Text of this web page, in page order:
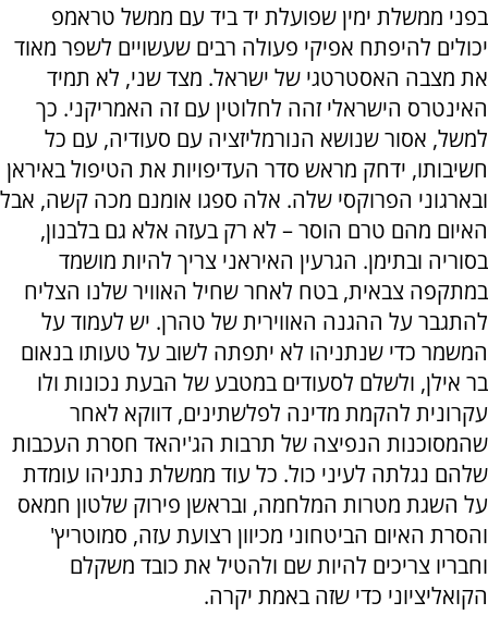
בפני ממשלת ימין שפועלת יד ביד עם ממשל טראמפ
יכולים להיפתח אפיקי פעולה רבים שעשויים לשפר מאוד
את מצבה האסטרטגי של ישראל. מצד שני, לא תמיד
האינטרס הישראלי זהה לחלוטין עם זה האמריקני. כך
למשל, אסור שנושא הנורמליזציה עם סעודיה, עם כל
חשיבותו, ידחק מראש סדר העדיפויות את הטיפול באיראן
ובארגוני הפרוקסי שלה. אלה ספגו אומנם מכה קשה, אבל
האיום מהם טרם הוסר – לא רק בעזה אלא גם בלבנון,
בסוריה ובתימן. הגרעין האיראני צריך להיות מושמד
במתקפה צבאית, בטח לאחר שחיל האוויר שלנו הצליח
להתגבר על ההגנה האווירית של טהרן. יש לעמוד על
המשמר כדי שנתניהו לא יתפתה לשוב על טעותו בנאום
בר אילן, ולשלם לסעודים במטבע של הבעת נכונות ולו
עקרונית להקמת מדינה לפלשתינים, דווקא לאחר
שהמסוכנות הנפיצה של תרבות הג'יהאד חסרת העכבות
שלהם נגלתה לעיני כול. כל עוד ממשלת נתניהו עומדת
על השגת מטרות המלחמה, ובראשן פירוק שלטון חמאס
והסרת האיום הביטחוני מכיוון רצועת עזה, סמוטריץ'
וחבריו צריכים להיות שם ולהטיל את כובד משקלם
הקואליציוני כדי שזה באמת יקרה.